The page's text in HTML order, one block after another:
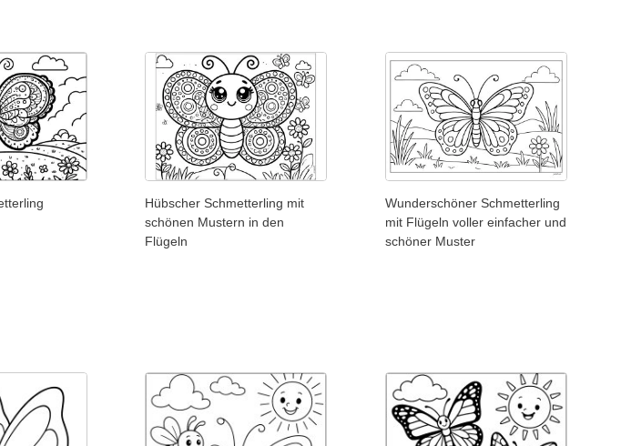
Hübscher Schmetterling mit
schönen Mustern in den
Flügeln
Wunderschöner Schmetterling
mit Flügeln voller einfacher und
schöner Muster